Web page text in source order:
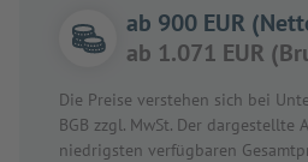
ab 900 EUR
ab 1.071 EUR
Die Preise verstehen sich bei
BGB zzgl. MwSt. Der dargestellte
niedrigsten verfügbaren